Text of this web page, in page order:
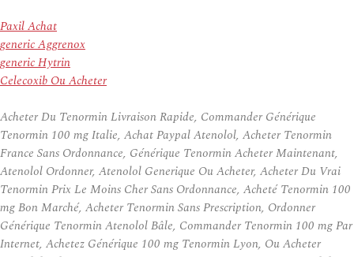
Paxil Achat
generic Aggrenox
generic Hytrin
Celecoxib Ou Acheter
Acheter Du Tenormin Livraison Rapide, Commander Générique
Tenormin 100 mg Italie, Achat Paypal Atenolol, Acheter Tenormin
France Sans Ordonnance, Générique Tenormin Acheter Maintenant,
Atenolol Ordonner, Atenolol Generique Ou Acheter, Acheter Du Vrai
Tenormin Prix Le Moins Cher Sans Ordonnance, Acheté Tenormin 100
mg Bon Marché, Acheter Tenormin Sans Prescription, Ordonner
Générique Tenormin Atenolol Bâle, Commander Tenormin 100 mg Par
Internet, Achetez Générique 100 mg Tenormin Lyon, Ou Acheter